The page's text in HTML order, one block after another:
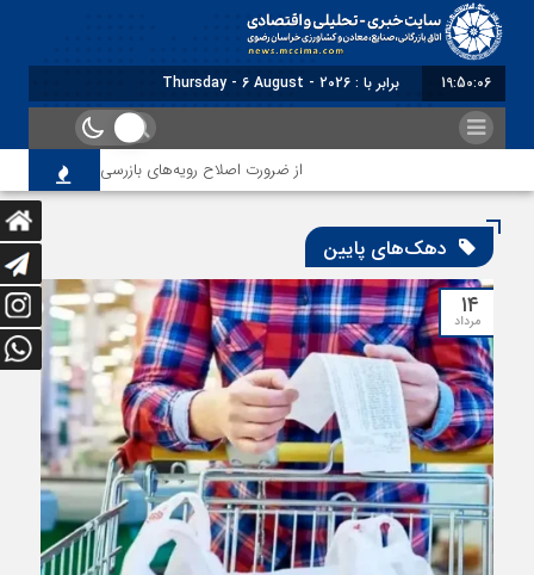
19:50:06 برابر با : Thursday - 6 August - 2026
از ضرورت اصلاح رویه‌های بازرسی تا لزوم اصلاح
دهک‌های پایین
۱۴
مرداد